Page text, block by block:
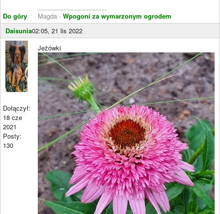
Do góry
Magda - Wpogoni za wymarzonym ogrodem
Daisunia02:05, 21 lis 2022
Dołączył:
18 cze
2021
Posty:
130
Jeżówki